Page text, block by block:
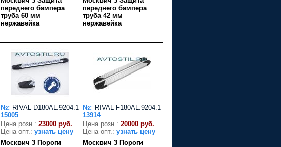
переднего бампера
труба 60 мм
нержавейка
переднего бампера
труба 42 мм
нержавейка
RIVAL D180AL.9204.1
№:
15005
Цена розн.: 23000 руб.
Цена опт.: узнать цену
Москвич 3 Пороги
RIVAL F180AL.9204.1
№:
13914
Цена розн.: 20000 руб.
Цена опт.: узнать цену
Москвич 3 Пороги